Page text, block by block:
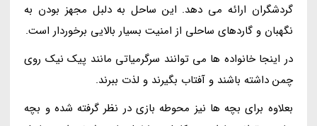
گردشگران ارائه می دهد. این ساحل به دلبل مجهز بودن به
نگهبان و گاردهای ساحلی از امنیت بسیار بالایی برخوردار است.
در اینجا خانواده ها می توانند سرگرمیاتی مانند پیک نیک روی
چمن داشته باشند و آفتاب بگیرند و لذت ببرند.
بعلاوه برای بچه ها نیز محوطه بازی در نظر گرفته شده و بچه